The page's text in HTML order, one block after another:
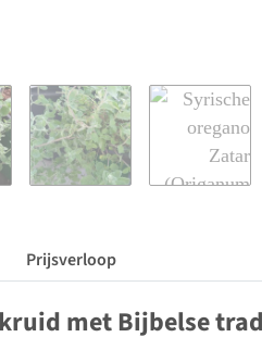
Prijsverloop
met Bijbelse